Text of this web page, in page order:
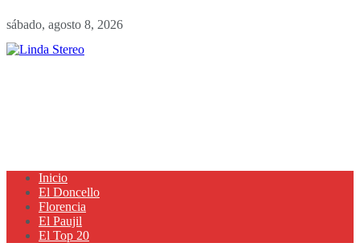
sábado, agosto 8, 2026
Inicio
El Doncello
Florencia
El Paujil
El Top 20